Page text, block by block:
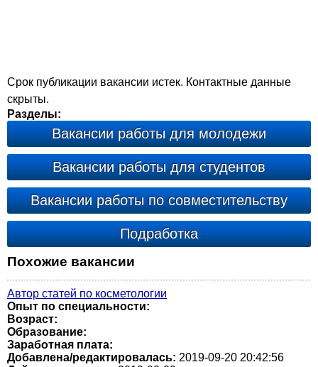
Срок публикации вакансии истек. Контактные данные
скрыты.
Разделы:
Вакансии работы для молодежи
Вакансии работы для студентов
Вакансии работы по совместительству
Подработка
Похожие вакансии
Автор статей по косметологии
Опыт по специальности:
Возраст:
Образование:
Заработная плата:
Добавлена/редактировалась: 2019-09-20 20:42:56